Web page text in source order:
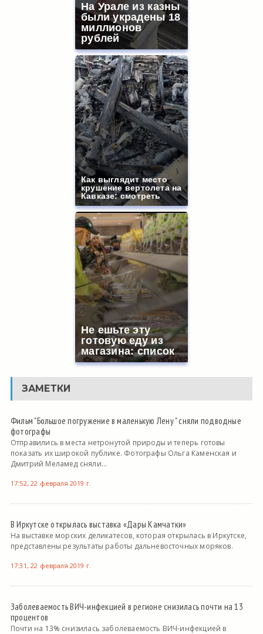
На Урале из казны
были украдены 18
миллионов
рублей
Как выглядит место
крушение вертолета на
Кавказе: смотреть
Не ешьте эту
готовую еду из
магазина: список
ЗАМЕТКИ
Фильм "Большое погружение в маленькую Лену " сняли подводные
фотографы
Отправились в места нетронутой природы и теперь готовы
показать их широкой публике. Фотографы Ольга Каменская и
Дмитрий Меламед сняли...
17:52, 22 февраля 2019 г.
В Иркутске открылась выставка «Дары Камчатки»
На выставке морских деликатесов, которая открылась в Иркутске,
представлены результаты работы дальневосточных моряков.
17:31, 22 февраля 2019 г.
Заболеваемость ВИЧ-инфекцией в регионе снизилась почти на 13
процентов
Почти на 13% снизилась заболеваемость ВИЧ-инфекцией в